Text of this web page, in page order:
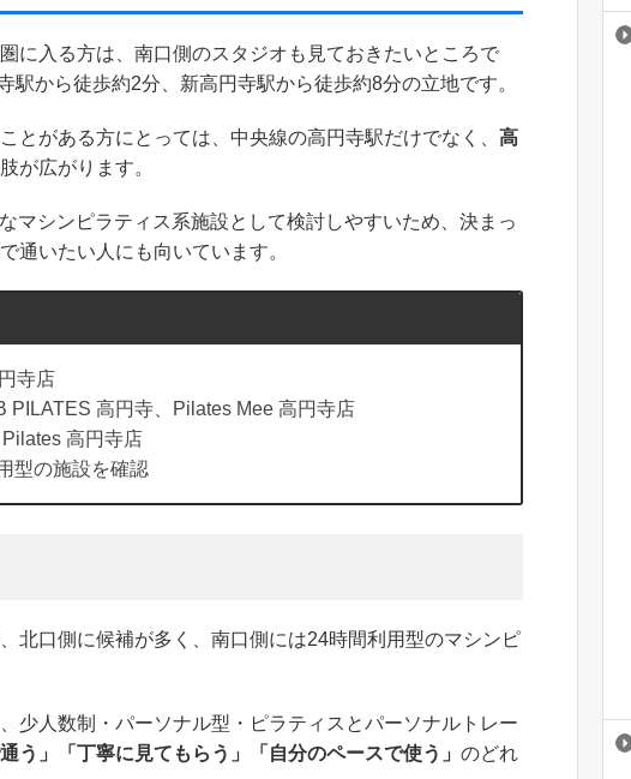
に入る方は、南口側のスタジオも見ておきたいところで
駅から徒歩約2分、新高円寺駅から徒歩約8分の立地です。
とがある方にとっては、中央線の高円寺駅だけでなく、 高
が広がります。
マシンピラティス系施設として検討しやすいため、決まっ
通いたい人にも向いています。
寺店
PILATES 高円寺、Pilates Mee 高円寺店
Pilates 高円寺店
型の施設を確認
北口側に候補が多く、南口側には24時間利用型のマシンピ
少人数制・パーソナル型・ピラティスとパーソナルトレー
通う」「丁寧に見てもらう」「自分のペースで使う」 のどれ